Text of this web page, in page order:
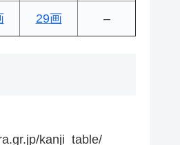
29画 –
kanji_table/